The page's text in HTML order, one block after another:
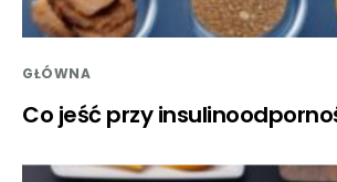
GŁÓWNA
Co jeść przy